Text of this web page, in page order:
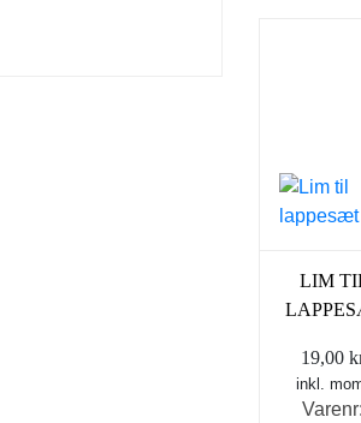
LIM
19,00
inkl.
Varenr: